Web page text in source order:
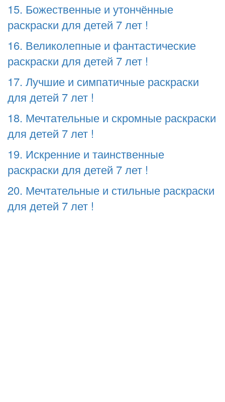
15. Божественные и утончённые
раскраски для детей 7 лет !
16. Великолепные и фантастические
раскраски для детей 7 лет !
17. Лучшие и симпатичные раскраски
для детей 7 лет !
18. Мечтательные и скромные раскраски
для детей 7 лет !
19. Искренние и таинственные
раскраски для детей 7 лет !
20. Мечтательные и стильные раскраски
для детей 7 лет !